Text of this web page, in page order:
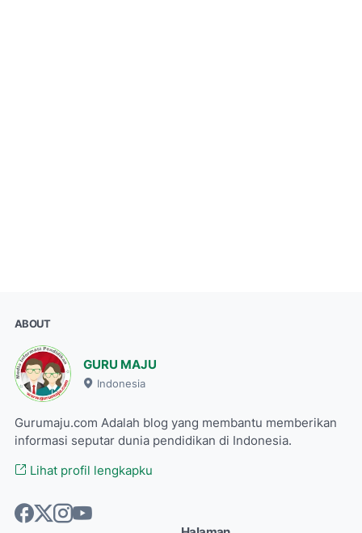
ABOUT
GURU MAJU
Indonesia
Gurumaju.com Adalah blog yang membantu memberikan
informasi seputar dunia pendidikan di Indonesia.
Lihat profil lengkapku